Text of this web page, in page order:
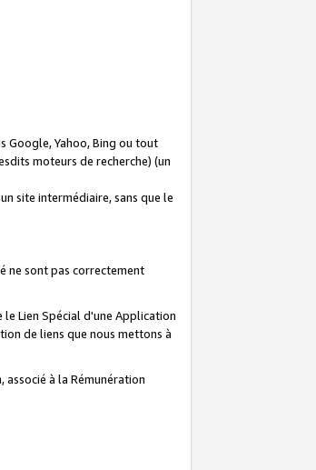
Google, Yahoo, Bing ou tout
moteurs de recherche) (un
site intermédiaire, sans que le
ne sont pas correctement
le Lien Spécial d'une Application
de liens que nous mettons à
à la Rémunération